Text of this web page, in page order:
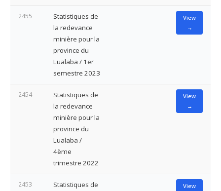
2455
Statistiques de
la redevance
minière pour la
province du
Lualaba / 1er
semestre 2023
View
→
2454
Statistiques de
la redevance
minière pour la
province du
Lualaba /
4ème
trimestre 2022
View
→
2453
Statistiques de
View